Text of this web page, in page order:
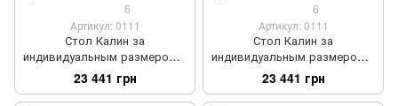
6
Артикул: 0111
Стол Калин за
индивидуальным размером и
цветом деревянный
обеденный слоновая кость
23 441 грн
6
Артикул: 0111
Стол Калин за
индивидуальным размером и
цветом деревянный
обеденный слоновая кость
23 441 грн